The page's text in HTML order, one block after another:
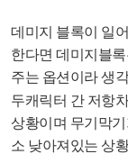
데미지 블록이 일
한다면 데미지블
주는 옵션이라 생
두캐릭터 간 저항
상황이며 무기막
소 낮아져있는 상